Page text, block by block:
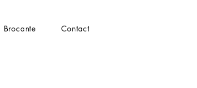
Brocante Contact